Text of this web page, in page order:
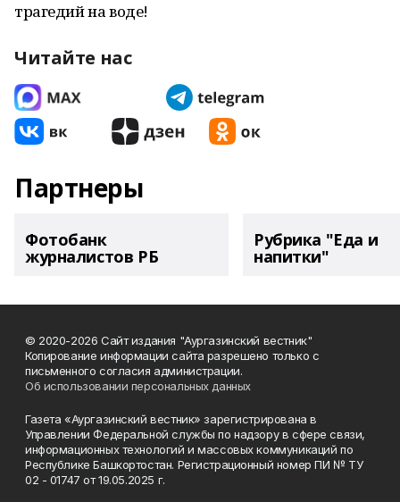
трагедий на воде!
Читайте нас
Партнеры
Фотобанк
журналистов РБ
Рубрика "Еда и
напитки"
© 2020-2026 Сайт издания "Аургазинский вестник"
Копирование информации сайта разрешено только с
письменного согласия администрации.
Об использовании персональных данных
Газета «Аургазинский вестник» зарегистрирована в
Управлении Федеральной службы по надзору в сфере связи,
информационных технологий и массовых коммуникаций по
Республике Башкортостан. Регистрационный номер ПИ № ТУ
02 - 01747 от 19.05.2025 г.